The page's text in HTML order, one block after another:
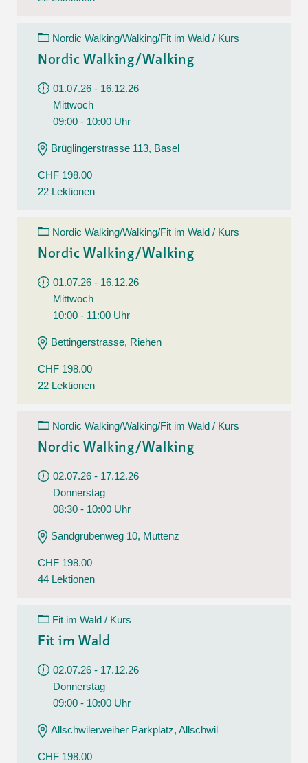
Nordic Walking/Walking/Fit im Wald / Kurs
Nordic Walking/Walking
01.07.26 - 16.12.26
Mittwoch
09:00 - 10:00 Uhr
Brüglingerstrasse 113, Basel
CHF 198.00
22 Lektionen
Nordic Walking/Walking/Fit im Wald / Kurs
Nordic Walking/Walking
01.07.26 - 16.12.26
Mittwoch
10:00 - 11:00 Uhr
Bettingerstrasse, Riehen
CHF 198.00
22 Lektionen
Nordic Walking/Walking/Fit im Wald / Kurs
Nordic Walking/Walking
02.07.26 - 17.12.26
Donnerstag
08:30 - 10:00 Uhr
Sandgrubenweg 10, Muttenz
CHF 198.00
44 Lektionen
Fit im Wald / Kurs
Fit im Wald
02.07.26 - 17.12.26
Donnerstag
09:00 - 10:00 Uhr
Allschwilerweiher Parkplatz, Allschwil
CHF 198.00